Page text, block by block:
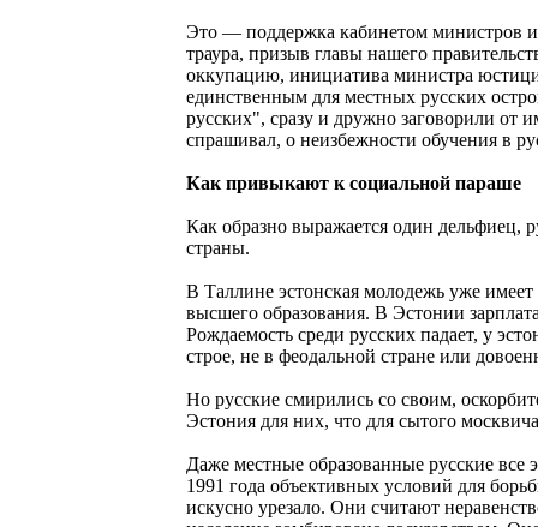
Это — поддержка кабинетом министров
траура, призыв главы нашего
оккупацию, инициатива министра
единственным для местных русских
русских", сразу и дружно заговорили от
спрашивал, о неизбежности обучения в
Как привыкают к социальной параше
Как образно выражается один дельфиец,
страны.
В Таллине эстонская молодежь уже
высшего образования. В Эстонии
Рождаемость среди русских падает, у
строе, не в феодальной стране или
Но русские смирились со своим,
Эстония для них, что для сытого
Даже местные образованные русские все
1991 года объективных условий для
искусно урезало. Они считают